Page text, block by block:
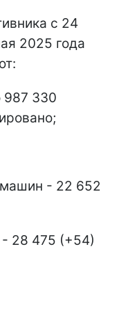
с 24
2025 года
987 330
- 22 652
- 28 475 (+54)